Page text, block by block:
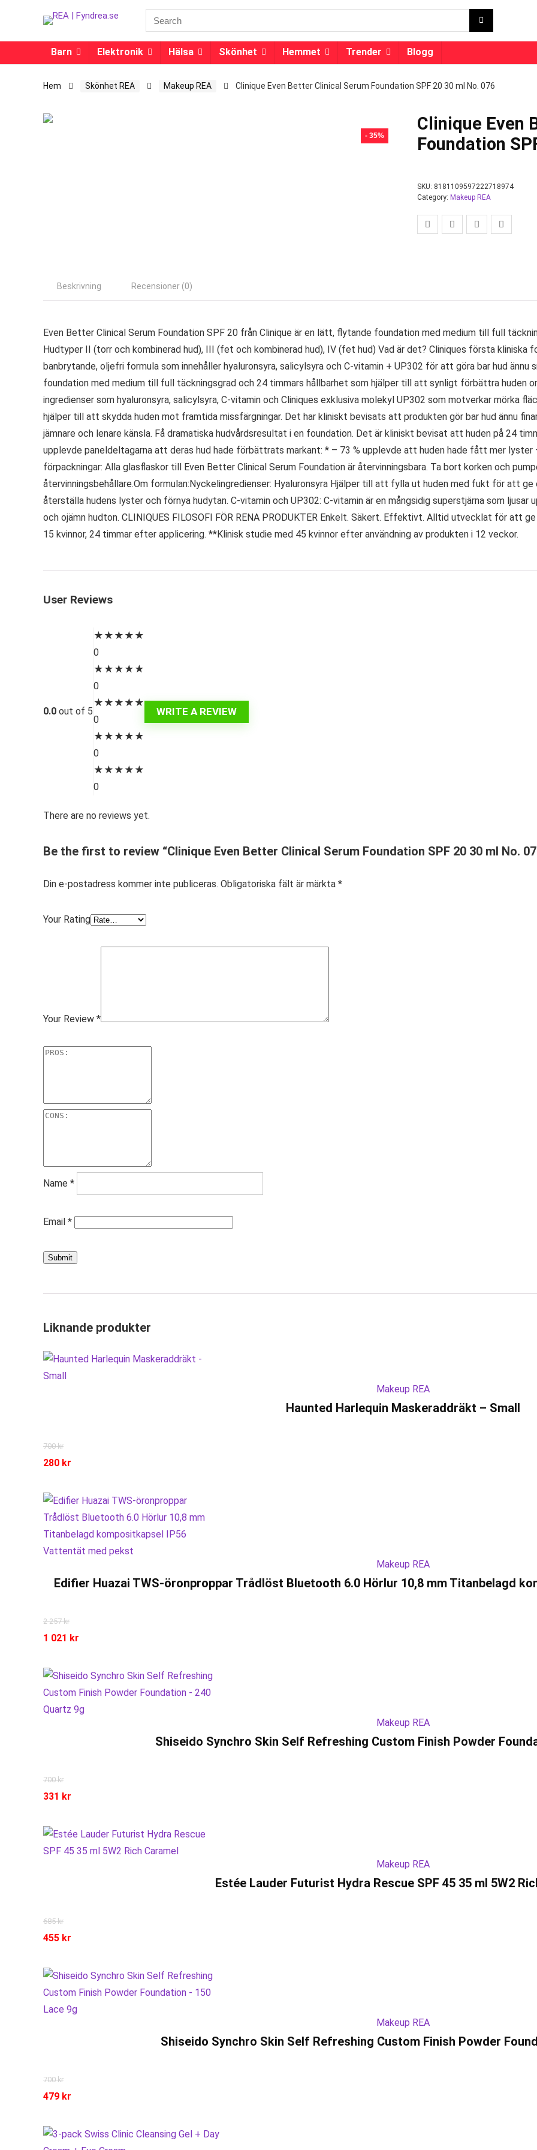
Barn Elektronik Hälsa Skönhet Hemmet Trender Blogg
Hem Skönhet REA Makeup REA Clinique Even Better Clinical Serum Foundation SPF 20 30 ml No. 076
- 35%
Clinique Even
Foundation
SKU: 8181109597222718974
Category: Makeup REA
Beskrivning Recensioner (0)
Even Better Clinical Serum Foundation SPF 20 från Clinique är en lätt, flytande foundation med medium till full
Hudtyper II (torr och kombinerad hud), III (fet och kombinerad hud), IV (fet hud) Vad är det? Cliniques första kliniska
banbrytande, oljefri formula som innehåller hyaluronsyra, salicylsyra och C-vitamin + UP302 för att göra bar hud ännu
foundation med medium till full täckningsgrad och 24 timmars hållbarhet som hjälper till att synligt förbättra huden
ingredienser som hyaluronsyra, salicylsyra, C-vitamin och Cliniques exklusiva molekyl UP302 som motverkar mörka
hjälper till att skydda huden mot framtida missfärgningar. Det har kliniskt bevisats att produkten gör bar hud ännu
jämnare och lenare känsla. Få dramatiska hudvårdsresultat i en foundation. Det är kliniskt bevisat att huden på 24
upplevde paneldeltagarna att deras hud hade förbättrats markant: * – 73 % upplevde att huden hade fått mer lyster
förpackningar: Alla glasflaskor till Even Better Clinical Serum Foundation är återvinningsbara. Ta bort korken och
återvinningsbehållare.Om formulan:Nyckelingredienser: Hyaluronsyra Hjälper till att fylla ut huden med fukt för att
återställa hudens lyster och förnya hudytan. C-vitamin och UP302: C-vitamin är en mångsidig superstjärna som ljusar
och ojämn hudton. CLINIQUES FILOSOFI FÖR RENA PRODUKTER Enkelt. Säkert. Effektivt. Alltid utvecklat för att
15 kvinnor, 24 timmar efter applicering. **Klinisk studie med 45 kvinnor efter användning av produkten i 12 veckor.
User Reviews
0.0 out of 5
★ ★ ★ ★ ★
0
★ ★ ★ ★ ★
0
★ ★ ★ ★ ★
0
★ ★ ★ ★ ★
0
★ ★ ★ ★ ★
0
WRITE A REVIEW
There are no reviews yet.
Be the first to review “Clinique Even Better Clinical Serum Foundation SPF 20 30 ml No.
Din e-postadress kommer inte publiceras. Obligatoriska fält är märkta *
Your Rating
Your Review *
Name *
Email *
Liknande produkter
Makeup REA
Haunted Harlequin Maskeraddräkt – Small
700kr
280 kr
Makeup REA
Edifier Huazai TWS-öronproppar Trådlöst Bluetooth 6.0 Hörlur 10,8 mm Titanbelagd
2 257kr
1 021 kr
Makeup REA
Shiseido Synchro Skin Self Refreshing Custom Finish Powder
700kr
331 kr
Makeup REA
Estée Lauder Futurist Hydra Rescue SPF 45 35 ml 5W2
685kr
455 kr
Makeup REA
Shiseido Synchro Skin Self Refreshing Custom Finish Powder
700kr
479 kr